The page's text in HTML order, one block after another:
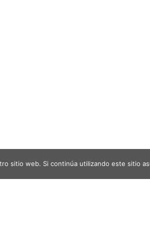
sitio web. Si continúa utilizando este sitio